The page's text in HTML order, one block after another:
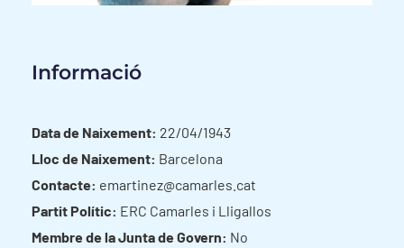
Informació
Data de Naixement: 22/04/1943
Lloc de Naixement: Barcelona
Contacte: emartinez@camarles.cat
Partit Polític: ERC Camarles i Lligallos
Membre de la Junta de Govern: No